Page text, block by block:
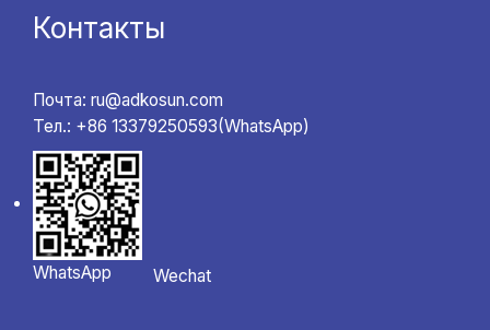
Контакты
Почта: ru@adkosun.com
Тел.: +86 13379250593(WhatsApp)
WhatsApp Wechat